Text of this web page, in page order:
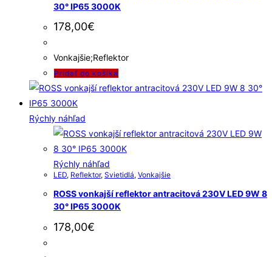
30° IP65 3000K
178,00€
Vonkajšie;Reflektor
Pridať do košíka
Rýchly náhľad
Rýchly náhľad
LED, Reflektor, Svietidlá, Vonkajšie
ROSS vonkajší reflektor antracitová 230V LED 9W 8
30° IP65 3000K
178,00€